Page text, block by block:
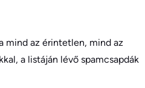
mind az érintetlen, mind az
a listáján lévő spamcsapdák